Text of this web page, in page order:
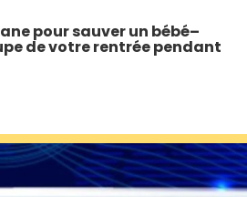
pour sauver un bébé–
de votre rentrée pendant